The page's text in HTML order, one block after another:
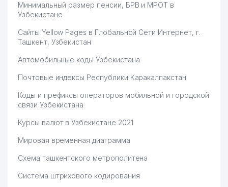
Минимальный размер пенсии, БРВ и МРОТ в
Узбекистане
Сайты Yellow Pages в Глобальной Сети Интернет, г.
Ташкент, Узбекистан
Автомобильные коды Узбекистана
Почтовые индексы Республики Каракалпакстан
Коды и префиксы операторов мобильной и городской
связи Узбекистана
Курсы валют в Узбекистане 2021
Мировая временная диаграмма
Схема ташкентского метрополитена
Система штрихового кодирования